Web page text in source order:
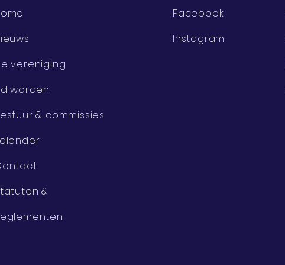
vereniging
worden
& commissies
&
Facebook
Instagram